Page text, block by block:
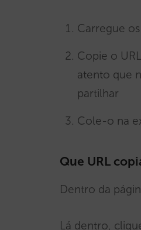
Carregue
Copie o
atento que
partilhar
Cole-o na
Que URL
Dentro da
Lá dentro,